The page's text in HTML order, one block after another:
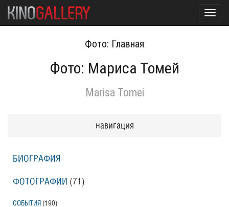
Фото: Главная
Фото: Мариса Томей
Marisa Tomei
навигация
БИОГРАФИЯ
ФОТОГРАФИИ (71 )
СОБЫТИЯ (190)